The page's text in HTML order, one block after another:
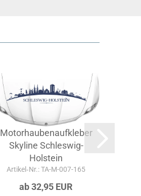
Motorhaubenaufkleber
Skyline Schleswig-
Holstein
Artikel‑Nr.: TA-M-007-165
ab 32,95 EUR